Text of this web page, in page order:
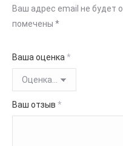
Ваш адрес email не будет
помечены *
Ваша оценка *
Ваш отзыв *